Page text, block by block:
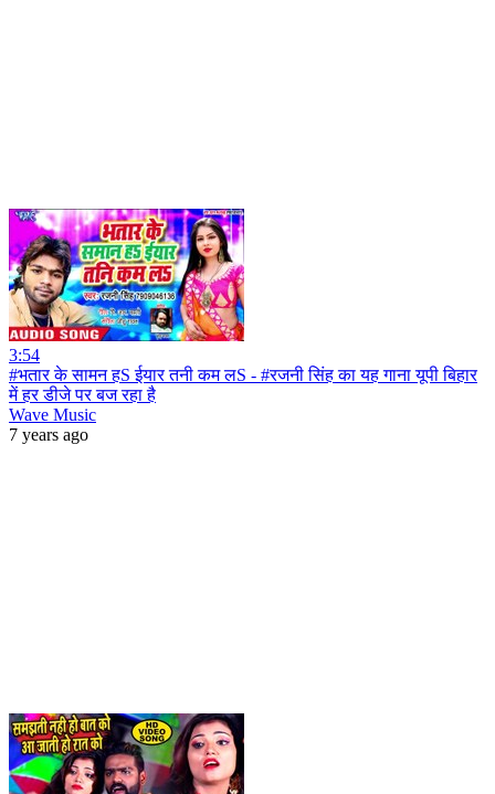
3:54
#भतार के सामन हS ईयार तनी कम लS - #रजनी सिंह का यह गाना यूपी बिहार
में हर डीजे पर बज रहा है
Wave Music
7 years ago